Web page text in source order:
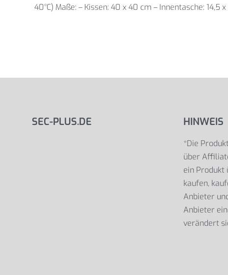
40°C) Maße: – Kissen: 40 x 40 cm – Innentasche: 14,5 x
SEC-PLUS.DE HINWEIS
*Die
über
ein Produkt
kaufen,
Anbieter
Anbieter
verändert